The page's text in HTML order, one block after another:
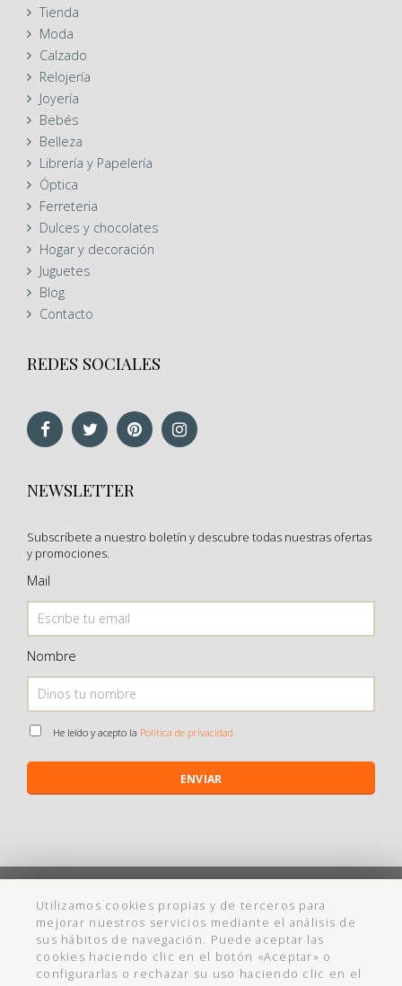
Utilizamos cookies propias y de terceros para
mejorar nuestros servicios mediante el análisis de
sus hábitos de navegación. Puede aceptar las
cookies haciendo clic en el botón «Aceptar» o
configurarlas o rechazar su uso haciendo clic en el
Tienda
Moda
Calzado
Relojería
Joyería
Bebés
Belleza
Librería y Papelería
Óptica
Ferreteria
Dulces y chocolates
Hogar y decoración
Juguetes
Blog
Contacto
REDES SOCIALES
NEWSLETTER
Subscríbete a nuestro boletín y descubre todas nuestras ofertas
y promociones.
Mail
Nombre
He leído y acepto la Política de privacidad
ENVIAR
Maistendencia todos los derechos reservados
Política de Privacidad Aviso Legal Política de cookies
Condiciones Compra Cadabullos - Diseño Web